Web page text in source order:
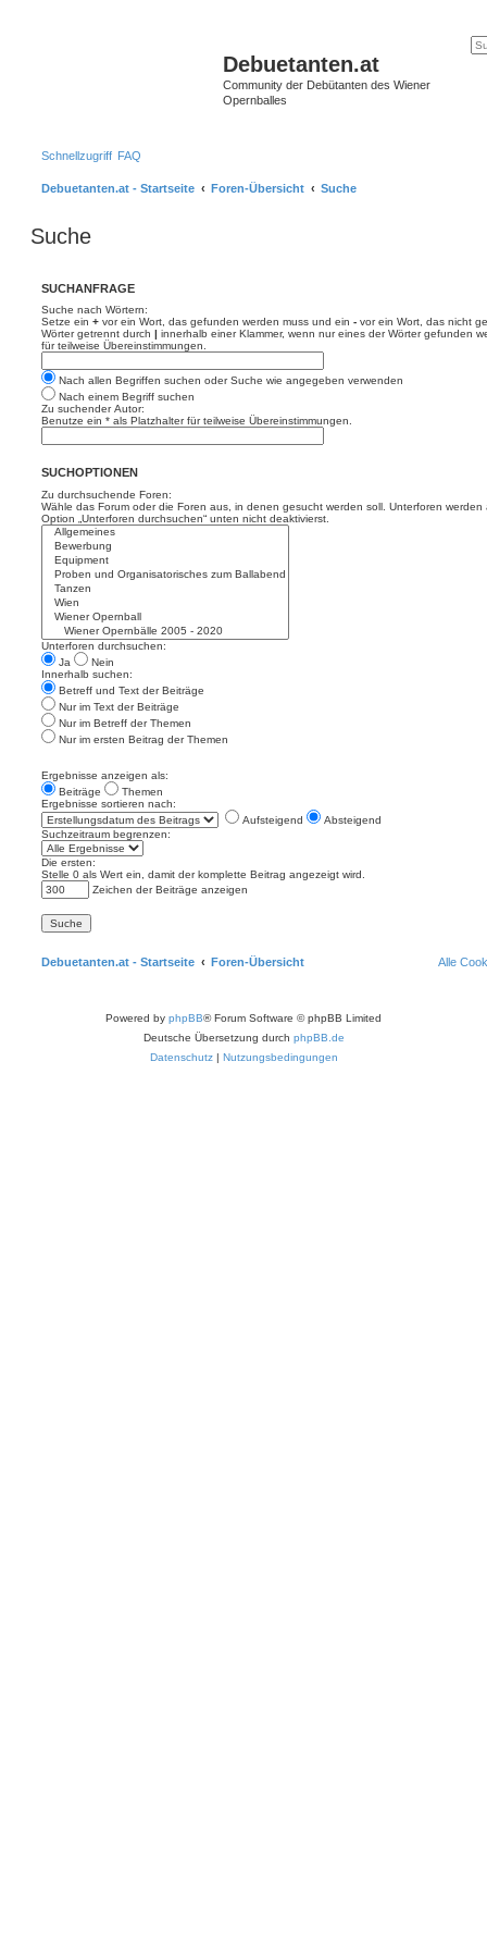
Debuetanten.at
Community der Debütanten des Wiener
Opernballes
Schnellzugriff FAQ
Debuetanten.at - Startseite Foren-Übersicht Suche
Suche
SUCHANFRAGE
Suche nach Wörtern:
Setze ein + vor ein Wort, das gefunden werden muss und ein - vor ein Wort, das nicht
Wörter getrennt durch | innerhalb einer Klammer, wenn nur eines der Wörter gefunden
für teilweise Übereinstimmungen.
Nach allen Begriffen suchen oder Suche wie angegeben verwenden
Nach einem Begriff suchen
Zu suchender Autor:
Benutze ein * als Platzhalter für teilweise Übereinstimmungen.
SUCHOPTIONEN
Zu durchsuchende Foren:
Wähle das Forum oder die Foren aus, in denen gesucht werden soll. Unterforen
Option „Unterforen durchsuchen“ unten nicht deaktivierst.
Unterforen durchsuchen:
Ja
Nein
Innerhalb suchen:
Betreff und Text der Beiträge
Nur im Text der Beiträge
Nur im Betreff der Themen
Nur im ersten Beitrag der Themen
Ergebnisse anzeigen als:
Beiträge
Themen
Ergebnisse sortieren nach:
Aufsteigend
Absteigend
Suchzeitraum begrenzen:
Die ersten:
Stelle 0 als Wert ein, damit der komplette Beitrag angezeigt wird.
Zeichen der Beiträge anzeigen
Debuetanten.at - Startseite Foren-Übersicht Alle
Powered by phpBB® Forum Software © phpBB Limited
Deutsche Übersetzung durch phpBB.de
Datenschutz| Nutzungsbedingungen